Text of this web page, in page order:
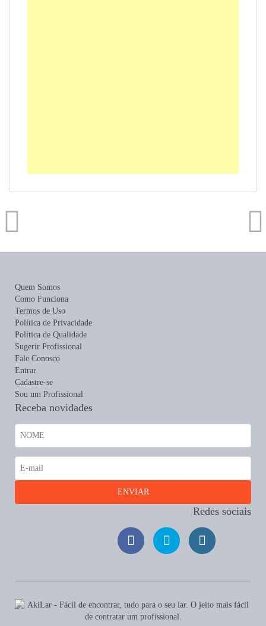
Quem Somos
Como Funciona
Termos de Uso
Política de Privacidade
Política de Qualidade
Sugerir Profissional
Fale Conosco
Entrar
Cadastre-se
Sou um Profissional
Receba novidades
Redes sociais